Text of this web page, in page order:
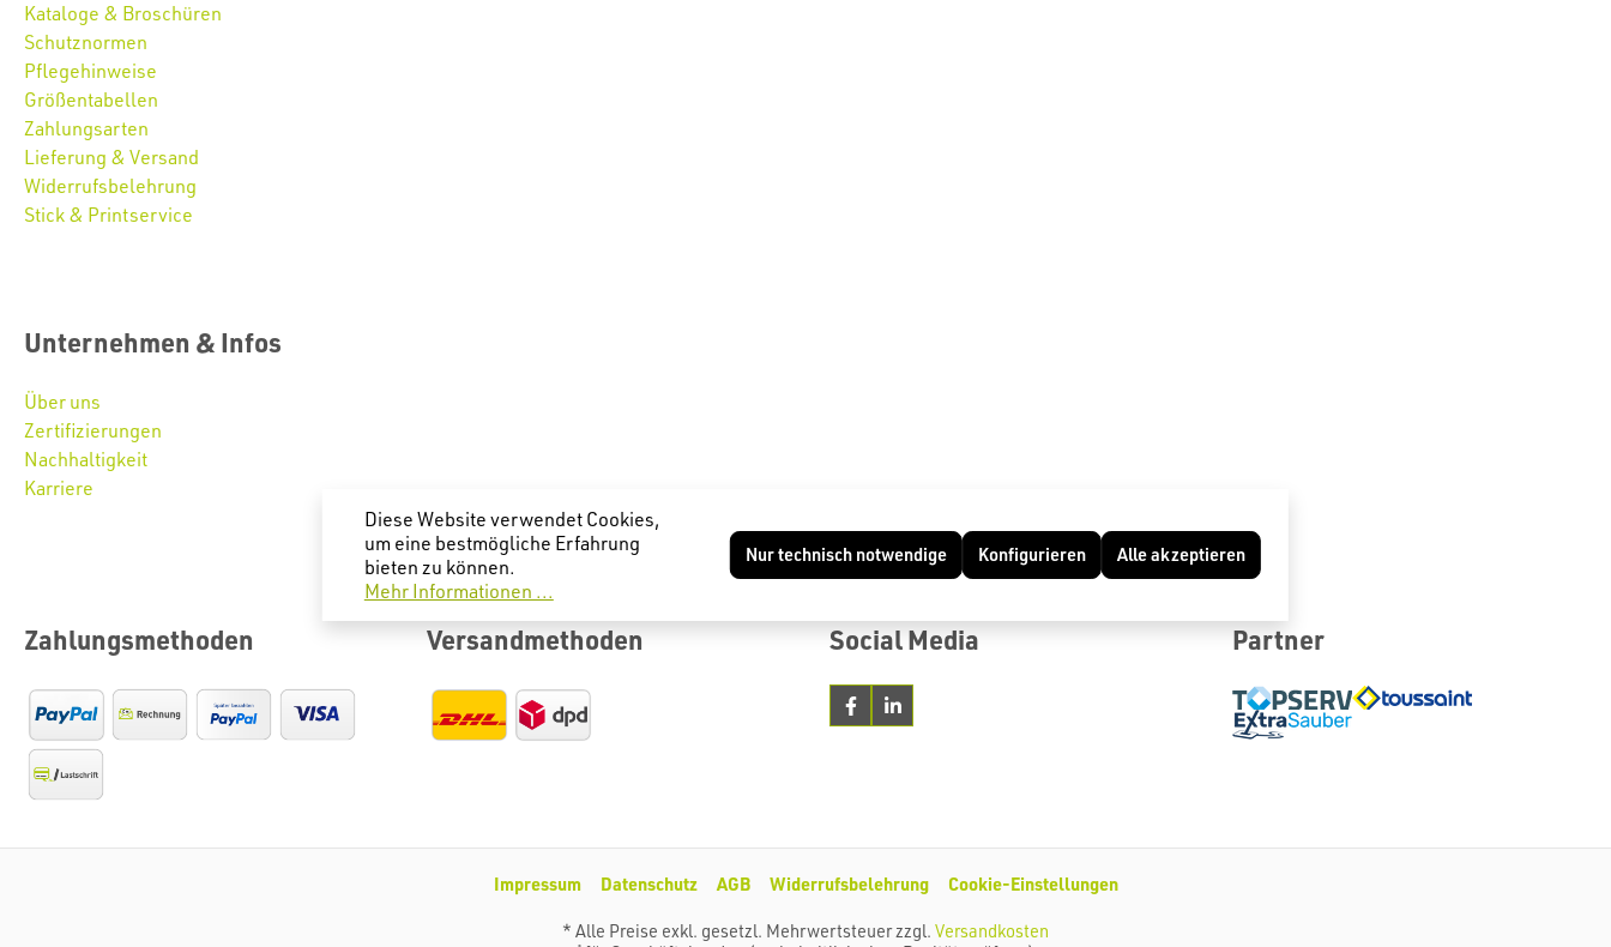
Kataloge & Broschüren
Schutznormen
Pflegehinweise
Größentabellen
Zahlungsarten
Lieferung & Versand
Widerrufsbelehrung
Stick & Printservice
Unternehmen & Infos
Über uns
Zertifizierungen
Nachhaltigkeit
Karriere
Zahlungsmethoden Versandmethoden Social Media Partner
Impressum Datenschutz AGB Widerrufsbelehrung Cookie-Einstellungen
* Alle Preise exkl. gesetzl. Mehrwertsteuer zzgl. Versandkosten
Diese Website verwendet Cookies,
um eine bestmögliche Erfahrung
bieten zu können.
Mehr Informationen ...
Nur technisch notwendige Konfigurieren Alle akzeptieren